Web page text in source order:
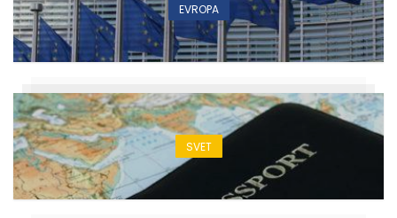
EVROPA
SVET